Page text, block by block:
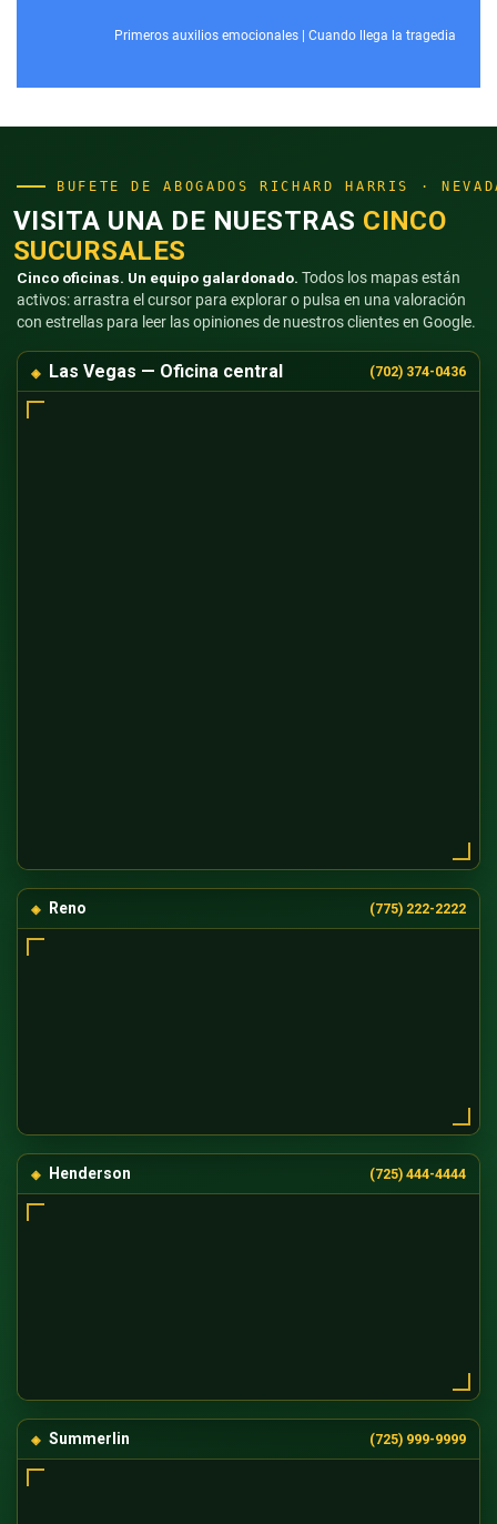
Primeros auxilios emocionales | Cuando llega la tragedia
BUFETE DE ABOGADOS RICHARD HARRIS ·
VISITA UNA DE NUESTRAS CINCO
SUCURSALES
Cinco oficinas. Un equipo galardonado. Todos los mapas están
activos: arrastra el cursor para explorar o pulsa en una valoración
con estrellas para leer las opiniones de nuestros clientes en Google.
Las Vegas — Oficina central (702) 374-0436
Reno (775) 222-2222
Henderson (725) 444-4444
Summerlin (725) 999-9999